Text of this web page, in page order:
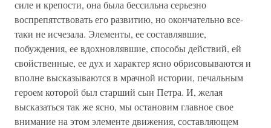
силе и крепости, она была бессильна серьезно
воспрепятствовать его развитию, но окончательно все-
таки не исчезала. Элементы, ее составлявшие,
побуждения, ее вдохновлявшие, способы действий, ей
свойственные, ее дух и характер ясно обрисовываются и
вполне высказываются в мрачной истории, печальным
героем которой был старший сын Петра. И, желая
высказаться так же ясно, мы остановим главное свое
внимание на этом элементе движения, составляющем